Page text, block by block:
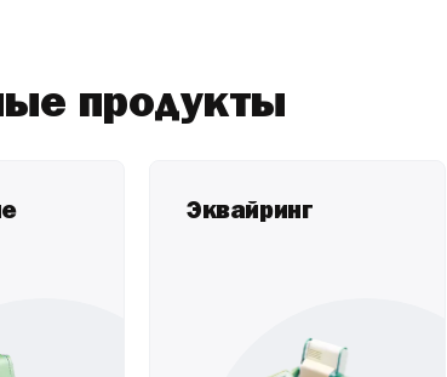
продукты
Эквайринг